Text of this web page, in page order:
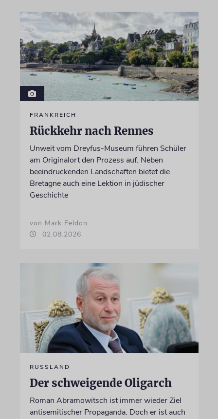
FRANKREICH
Rückkehr nach Rennes
Unweit vom Dreyfus-Museum führen Schüler
am Originalort den Prozess auf. Neben
beeindruckenden Landschaften bietet die
Bretagne auch eine Lektion in jüdischer
Geschichte
von Mark Feldon
02.08.2026
RUSSLAND
Der schweigende Oligarch
Roman Abramowitsch ist immer wieder Ziel
antisemitischer Propaganda. Doch er ist auch